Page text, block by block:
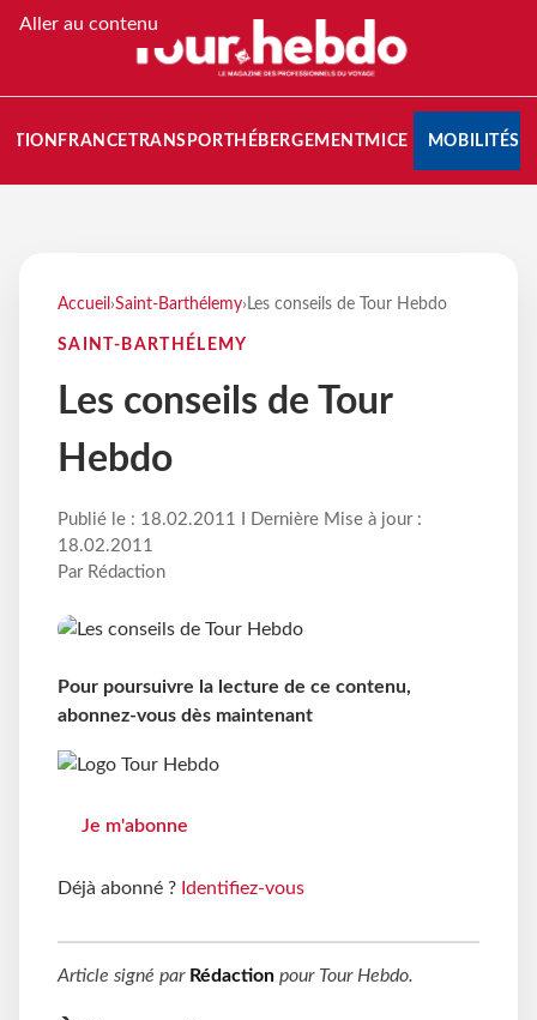
Aller au contenu
FRANCETRANSPORT HÉBERGEMENTMICE MOBILITÉS
Accueil ›Saint-Barthélemy› Les conseils de Tour Hebdo
SAINT-BARTHÉLEMY
Les conseils de Tour
Hebdo
Publié le : 18.02.2011 I Dernière Mise à jour :
18.02.2011
Par Rédaction
Pour poursuivre la lecture de ce contenu,
abonnez-vous dès maintenant
Je m'abonne
Déjà abonné ? Identifiez-vous
Article signé par Rédaction pour Tour Hebdo.